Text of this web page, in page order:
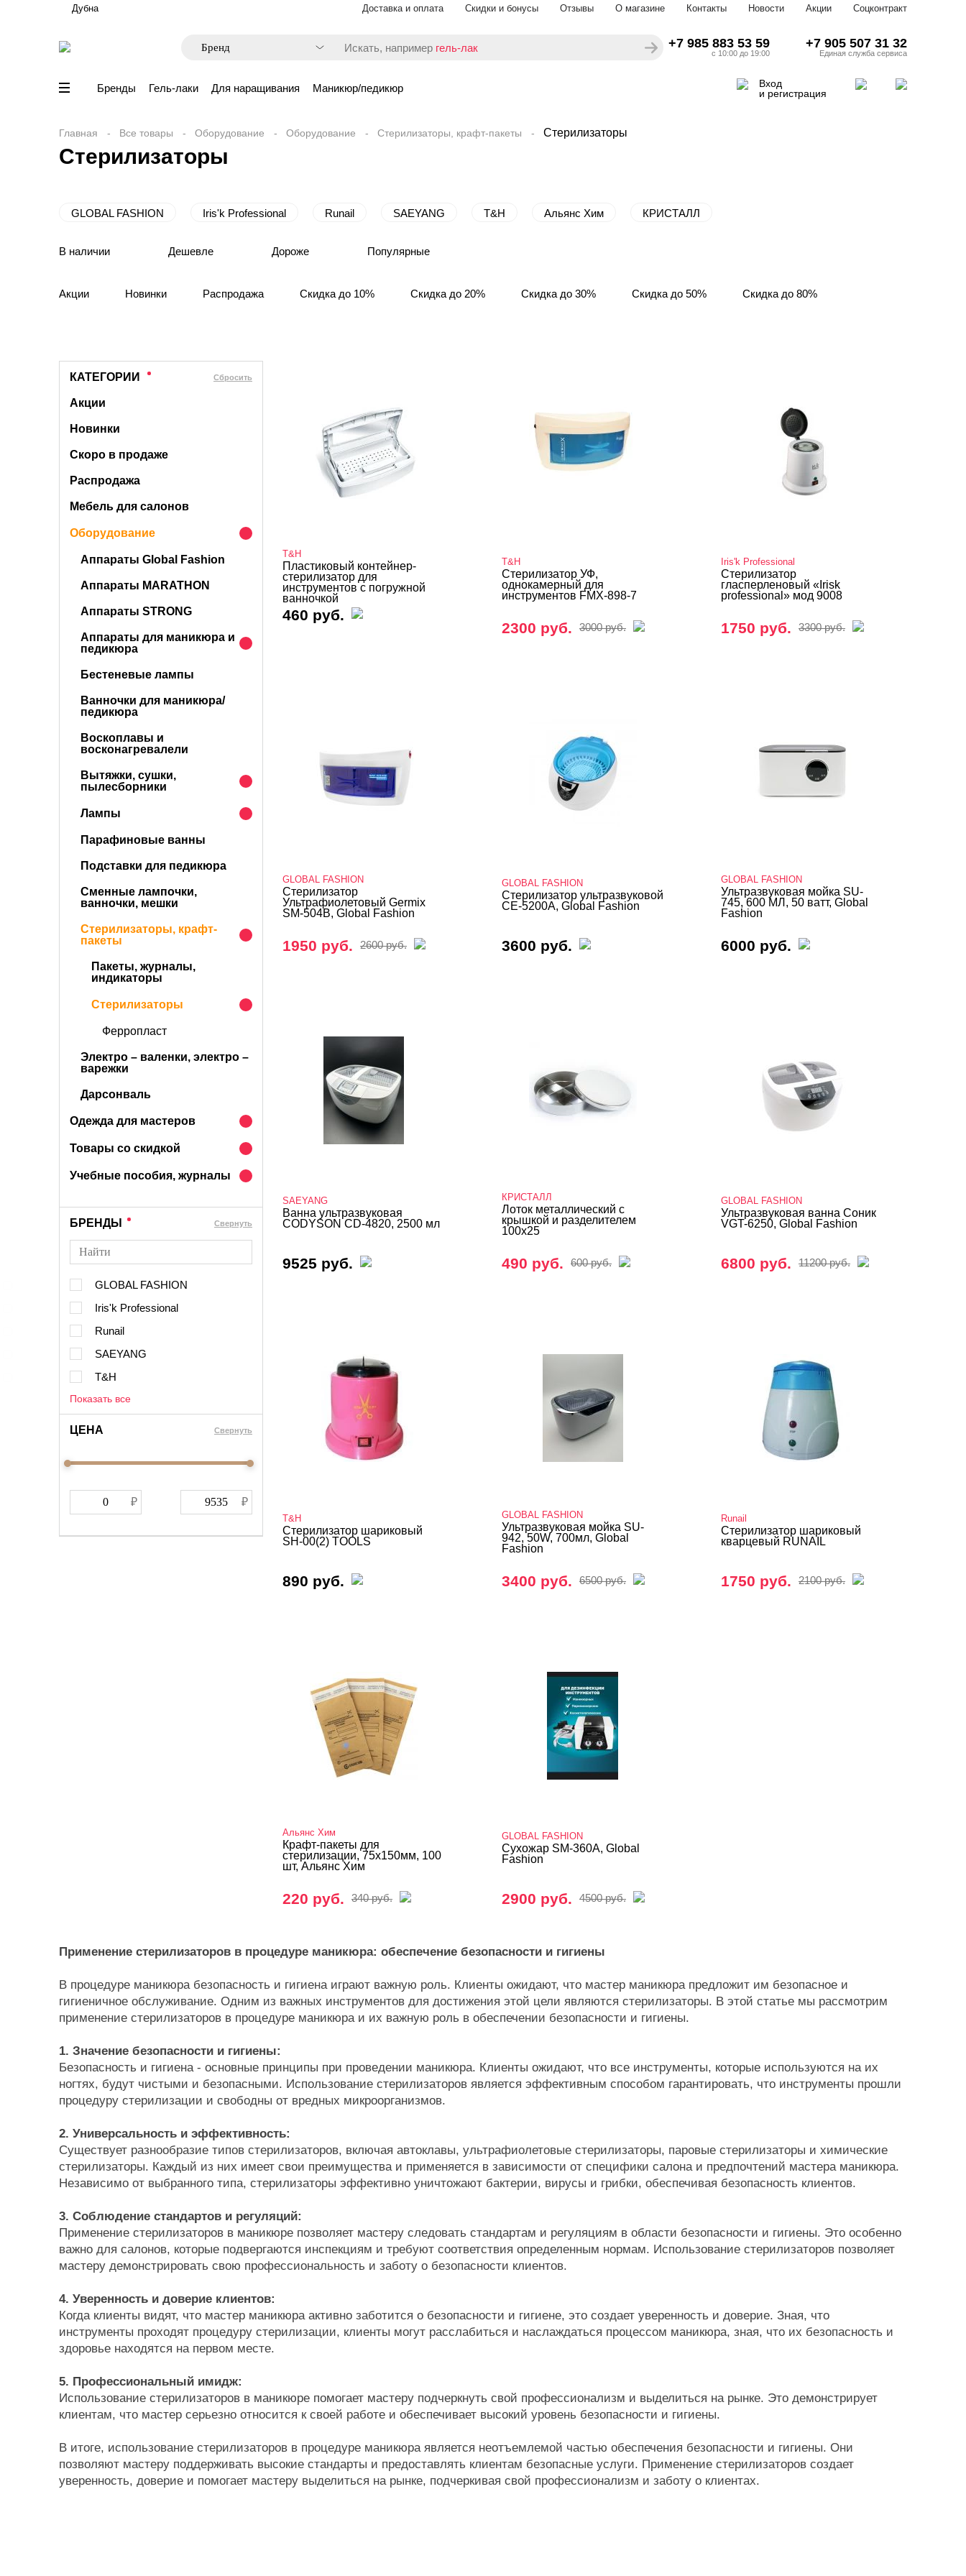
Дубна Доставка и оплата Скидки и бонусы Отзывы О магазине Контакты Новости Акции Соцконтракт
Искать, например гель-лак +7 985 883 53 59
с 10:00 до 19:00
+7 905 507 31 32
Единая служба сервиса
Бренды Гель-лаки Для наращивания Маникюр/педикюр
Вход
и регистрация
Главная Все товары Оборудование Оборудование Стерилизаторы, крафт-пакеты Стерилизаторы
Стерилизаторы
GLOBAL FASHION Iris'k Professional Runail SAEYANG T&H Альянс Хим КРИСТАЛЛ
В наличии Дешевле Дороже Популярные
Акции Новинки Распродажа Скидка до 10% Скидка до 20% Скидка до 30% Скидка до 50% Скидка до 80%
КАТЕГОРИИ Cбросить
Акции
Новинки
Скоро в продаже
Распродажа
Мебель для салонов
Оборудование
Аппараты Global Fashion
Аппараты MARATHON
Аппараты STRONG
Аппараты для маникюра и
педикюра
Бестеневые лампы
Ванночки для маникюра/
педикюра
Воскоплавы и
восконагревалели
Вытяжки, сушки,
пылесборники
Лампы
Парафиновые ванны
Подставки для педикюра
Сменные лампочки,
ванночки, мешки
Стерилизаторы, крафт-
пакеты
Пакеты, журналы,
индикаторы
Стерилизаторы
Ферропласт
Электро – валенки, электро –
варежки
Дарсонваль
Одежда для мастеров
Товары со скидкой
Учебные пособия, журналы
БРЕНДЫ Cвернуть
GLOBAL FASHION
Iris'k Professional
Runail
SAEYANG
T&H
Показать все
ЦЕНА Cвернуть
T&H
Пластиковый контейнер-
стерилизатор для
инструментов с погружной
ванночкой
460 руб.
T&H
Стерилизатор УФ,
однокамерный для
инструментов FMX-898-7
2300 руб. 3000 руб.
Iris'k Professional
Стерилизатор
гласперленовый «Irisk
professional» мод 9008
1750 руб. 3300 руб.
GLOBAL FASHION
Стерилизатор
Ультрафиолетовый Germix
SM-504B, Global Fashion
1950 руб. 2600 руб.
GLOBAL FASHION
Стерилизатор ультразвуковой
CE-5200A, Global Fashion
3600 руб.
GLOBAL FASHION
Ультразвуковая мойка SU-
745, 600 МЛ, 50 ватт, Global
Fashion
6000 руб.
SAEYANG
Ванна ультразвуковая
CODYSON CD-4820, 2500 мл
9525 руб.
КРИСТАЛЛ
Лоток металлический с
крышкой и разделителем
100х25
490 руб. 600 руб.
GLOBAL FASHION
Ультразвуковая ванна Соник
VGT-6250, Global Fashion
6800 руб. 11200 руб.
T&H
Стерилизатор шариковый
SH-00(2) TOOLS
890 руб.
GLOBAL FASHION
Ультразвуковая мойка SU-
942, 50W, 700мл, Global
Fashion
3400 руб. 6500 руб.
Runail
Стерилизатор шариковый
кварцевый RUNAIL
1750 руб. 2100 руб.
Альянс Хим
Крафт-пакеты для
стерилизации, 75х150мм, 100
шт, Альянс Хим
220 руб. 340 руб.
GLOBAL FASHION
Сухожар SM-360A, Global
Fashion
2900 руб. 4500 руб.
Применение стерилизаторов в процедуре маникюра: обеспечение безопасности и гигиены
В процедуре маникюра безопасность и гигиена играют важную роль. Клиенты ожидают, что мастер маникюра предложит им безопасное и
гигиеничное обслуживание. Одним из важных инструментов для достижения этой цели являются стерилизаторы. В этой статье мы рассмотрим
применение стерилизаторов в процедуре маникюра и их важную роль в обеспечении безопасности и гигиены.
1. Значение безопасности и гигиены:
Безопасность и гигиена - основные принципы при проведении маникюра. Клиенты ожидают, что все инструменты, которые используются на их
ногтях, будут чистыми и безопасными. Использование стерилизаторов является эффективным способом гарантировать, что инструменты прошли
процедуру стерилизации и свободны от вредных микроорганизмов.
2. Универсальность и эффективность:
Существует разнообразие типов стерилизаторов, включая автоклавы, ультрафиолетовые стерилизаторы, паровые стерилизаторы и химические
стерилизаторы. Каждый из них имеет свои преимущества и применяется в зависимости от специфики салона и предпочтений мастера маникюра.
Независимо от выбранного типа, стерилизаторы эффективно уничтожают бактерии, вирусы и грибки, обеспечивая безопасность клиентов.
3. Соблюдение стандартов и регуляций:
Применение стерилизаторов в маникюре позволяет мастеру следовать стандартам и регуляциям в области безопасности и гигиены. Это особенно
важно для салонов, которые подвергаются инспекциям и требуют соответствия определенным нормам. Использование стерилизаторов позволяет
мастеру демонстрировать свою профессиональность и заботу о безопасности клиентов.
4. Уверенность и доверие клиентов:
Когда клиенты видят, что мастер маникюра активно заботится о безопасности и гигиене, это создает уверенность и доверие. Зная, что
инструменты проходят процедуру стерилизации, клиенты могут расслабиться и наслаждаться процессом маникюра, зная, что их безопасность и
здоровье находятся на первом месте.
5. Профессиональный имидж:
Использование стерилизаторов в маникюре помогает мастеру подчеркнуть свой профессионализм и выделиться на рынке. Это демонстрирует
клиентам, что мастер серьезно относится к своей работе и обеспечивает высокий уровень безопасности и гигиены.
В итоге, использование стерилизаторов в процедуре маникюра является неотъемлемой частью обеспечения безопасности и гигиены. Они
позволяют мастеру поддерживать высокие стандарты и предоставлять клиентам безопасные услуги. Применение стерилизаторов создает
уверенность, доверие и помогает мастеру выделиться на рынке, подчеркивая свой профессионализм и заботу о клиентах.